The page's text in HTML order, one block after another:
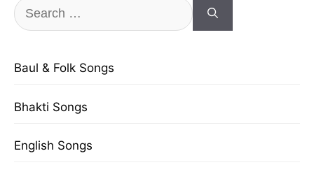
Search
for:
Baul & Folk Songs
Bhakti Songs
English Songs